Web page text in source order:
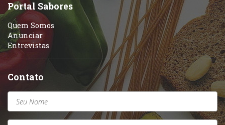
Portal Sabores
Quem Somos
Anunciar
Entrevistas
Contato